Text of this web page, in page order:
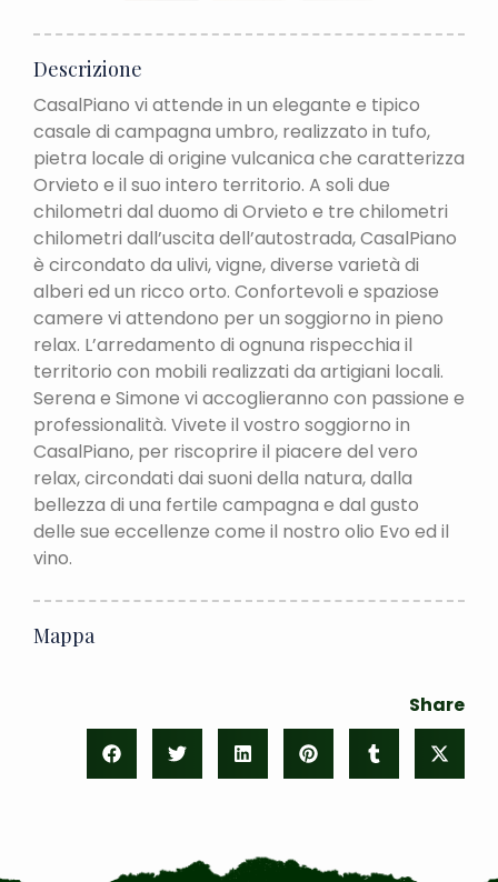
Descrizione
CasalPiano vi attende in un elegante e tipico
casale di campagna umbro, realizzato in tufo,
pietra locale di origine vulcanica che caratterizza
Orvieto e il suo intero territorio. A soli due
chilometri dal duomo di Orvieto e tre chilometri
chilometri dall’uscita dell’autostrada, CasalPiano
è circondato da ulivi, vigne, diverse varietà di
alberi ed un ricco orto. Confortevoli e spaziose
camere vi attendono per un soggiorno in pieno
relax. L’arredamento di ognuna rispecchia il
territorio con mobili realizzati da artigiani locali.
Serena e Simone vi accoglieranno con passione e
professionalità. Vivete il vostro soggiorno in
CasalPiano, per riscoprire il piacere del vero
relax, circondati dai suoni della natura, dalla
bellezza di una fertile campagna e dal gusto
delle sue eccellenze come il nostro olio Evo ed il
vino.
Mappa
Share